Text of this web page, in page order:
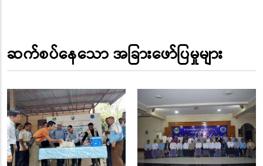
ဆက်စပ်နေသော အခြားဖော်ပြမှုများ